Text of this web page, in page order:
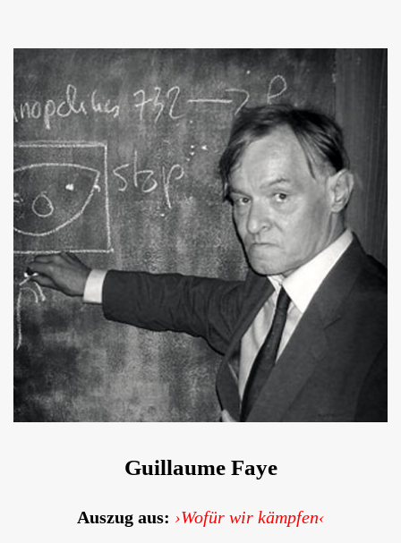
Guillaume Faye
Auszug aus: ›Wofür wir kämpfen‹